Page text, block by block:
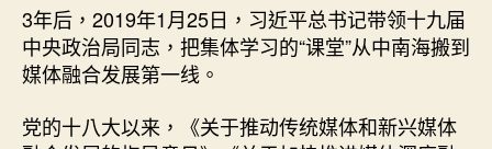
3年后，2019年1月25日，习近平总书记带领十九届
中央政治局同志，把集体学习的“课堂”从中南海搬到
媒体融合发展第一线。
党的十八大以来，《关于推动传统媒体和新兴媒体